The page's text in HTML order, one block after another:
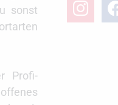
sonst
Profi-
instagram